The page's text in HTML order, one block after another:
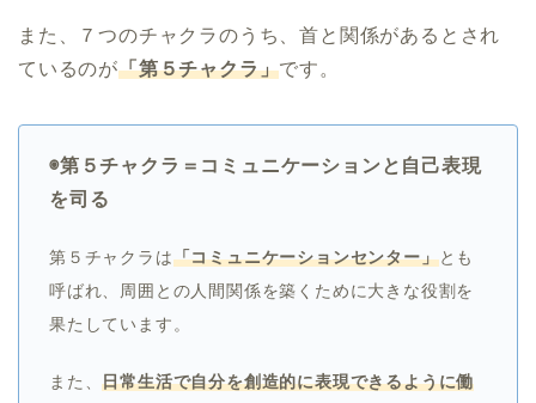
また、７つのチャクラのうち、首と関係があるとされ
ているのが「第５チャクラ」です。
◉第５チャクラ＝コミュニケーションと自己表現
を司る
第５チャクラは「コミュニケーションセンター」とも
呼ばれ、周囲との人間関係を築くために大きな役割を
果たしています。
また、日常生活で自分を創造的に表現できるように働